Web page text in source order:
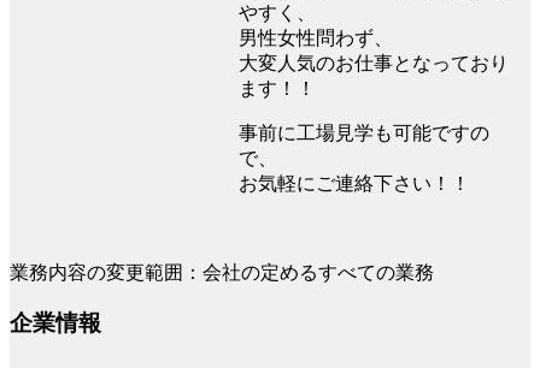
やすく、
男性女性問わず、
大変人気のお仕事となっており
ます！！
事前に工場見学も可能ですの
で、
お気軽にご連絡下さい！！
業務内容の変更範囲：会社の定めるすべての業務
企業情報